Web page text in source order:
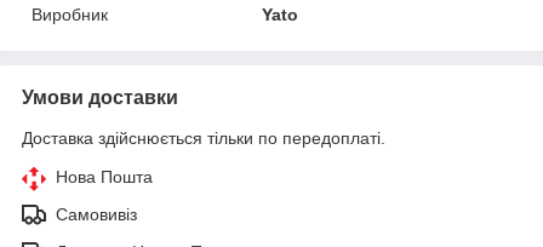
Виробник
Yato
Умови доставки
Доставка здійснюється тільки по передоплаті.
Нова Пошта
Самовивіз